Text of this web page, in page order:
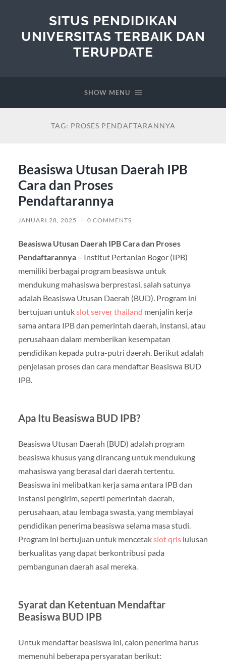
SITUS PENDIDIKAN
UNIVERSITAS TERBAIK DAN
TERUPDATE
SHOW MENU
TAG: PROSES PENDAFTARANNYA
Beasiswa Utusan Daerah IPB
Cara dan Proses
Pendaftarannya
JANUARI 28, 2025 / 0 COMMENTS
Beasiswa Utusan Daerah IPB Cara dan Proses
Pendaftarannya– Institut Pertanian Bogor (IPB)
memiliki berbagai program beasiswa untuk
mendukung mahasiswa berprestasi, salah satunya
adalah Beasiswa Utusan Daerah (BUD). Program ini
bertujuan untukslot server thailand menjalin kerja
sama antara IPB dan pemerintah daerah, instansi, atau
perusahaan dalam memberikan kesempatan
pendidikan kepada putra-putri daerah. Berikut adalah
penjelasan proses dan cara mendaftar Beasiswa BUD
IPB.
Apa Itu Beasiswa BUD IPB?
Beasiswa Utusan Daerah (BUD) adalah program
beasiswa khusus yang dirancang untuk mendukung
mahasiswa yang berasal dari daerah tertentu.
Beasiswa ini melibatkan kerja sama antara IPB dan
instansi pengirim, seperti pemerintah daerah,
perusahaan, atau lembaga swasta, yang membiayai
pendidikan penerima beasiswa selama masa studi.
Program ini bertujuan untuk mencetakslot qrislulusan
berkualitas yang dapat berkontribusi pada
pembangunan daerah asal mereka.
Syarat dan Ketentuan Mendaftar
Beasiswa BUD IPB
Untuk mendaftar beasiswa ini, calon penerima harus
memenuhi beberapa persyaratan berikut: